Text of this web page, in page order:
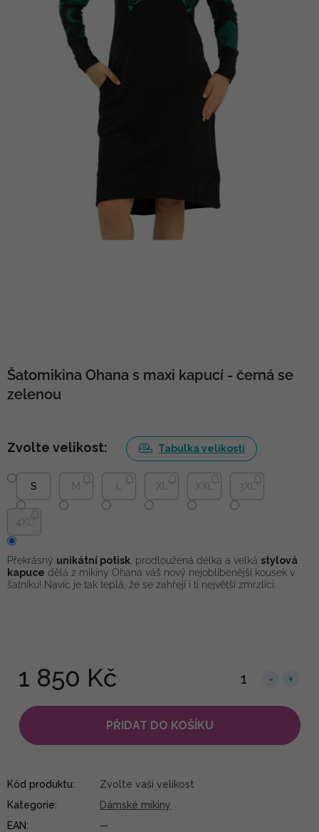
Šatomikina Ohana s maxi kapucí - černá se
zelenou
1 850 Kč
PŘIDAT DO KOŠÍKU
Zvolte velikost: Tabulka velikostí
S M XL XXL 3XL
Překrásný unikátní potisk , prodloužená délka a velká stylová
kapuce dělá z mikiny Ohana váš nový nejoblíbenější kousek v
šatníku! Navíc je tak teplá, že se zahřejí i ti největší zmrzlíci.
Kód produktu:
Zvolte vaši velikost
Kategorie:
Dámské mikiny
EAN:
—